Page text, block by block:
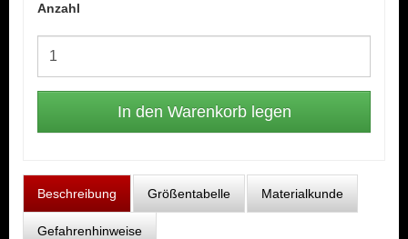
Anzahl
Beschreibung Größentabelle Materialkunde
Gefahrenhinweise